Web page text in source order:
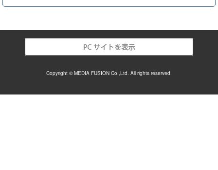
Copyright © MEDIA FUSION Co.,Ltd. All rights reserved.